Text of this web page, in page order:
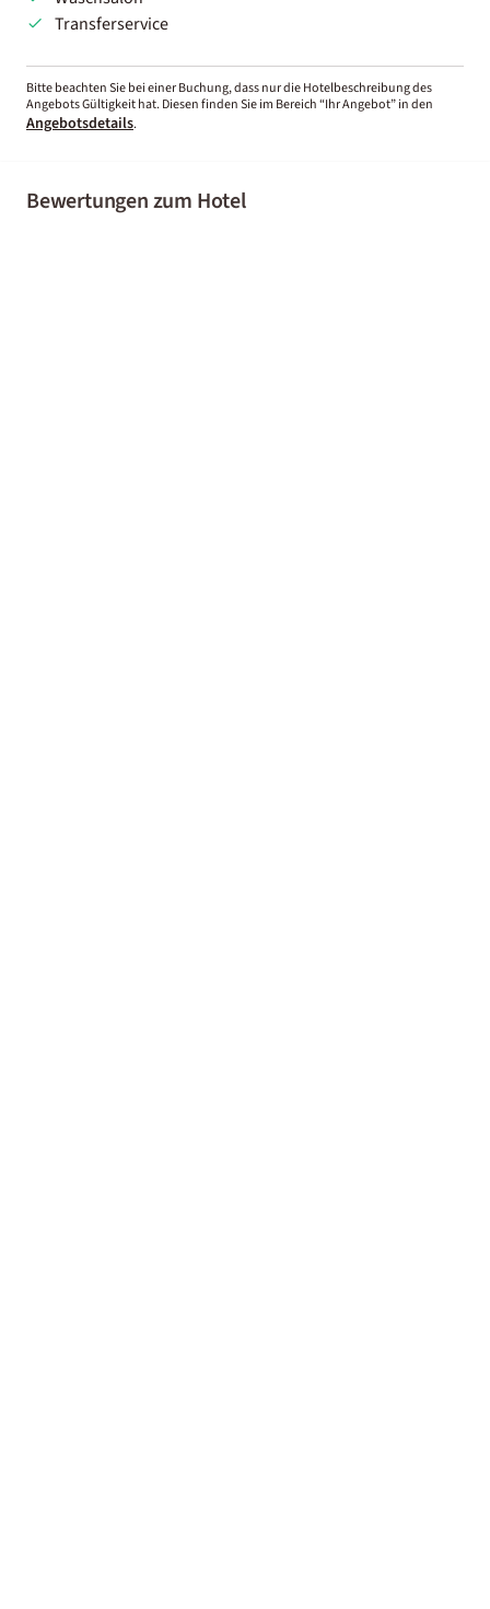
Transferservice
Bitte beachten Sie bei einer Buchung, dass nur die Hotelbeschreibung des
Angebots Gültigkeit hat. Diesen finden Sie im Bereich “Ihr Angebot” in den
Angebotsdetails.
Bewertungen zum Hotel